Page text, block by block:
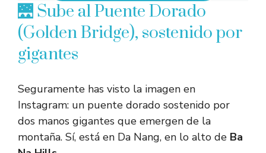
🌉 Sube al Puente Dorado
(Golden Bridge), sostenido por
gigantes
Seguramente has visto la imagen en
Instagram: un puente dorado sostenido por
dos manos gigantes que emergen de la
montaña. Sí, está en Da Nang, en lo alto de Ba